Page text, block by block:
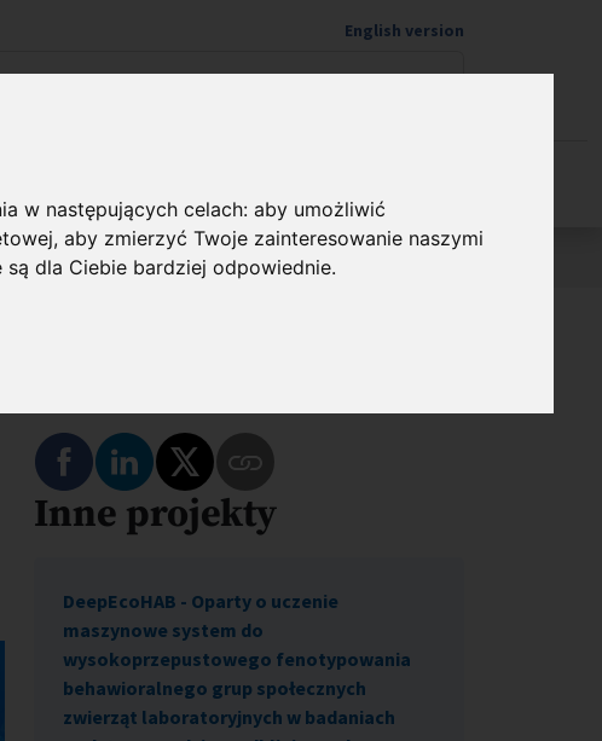
w następujących celach:aby umożliwić
,aby zmierzyć Twoje zainteresowanie naszymi
dla Ciebie bardziej odpowiednie.
English version
Podziel się na Facebooku
Podziel się na LinkedIn
Podziel się na Twitterze
Skopiuj link do tego programu
Inne projekty
DeepEcoHAB - Oparty o uczenie
maszynowe system do
wysokoprzepustowego fenotypowania
behawioralnego grup społecznych
zwierząt laboratoryjnych w badaniach